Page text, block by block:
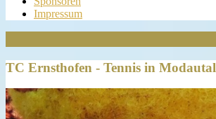
Impressum
TC Ernsthofen - Tennis in Modautal